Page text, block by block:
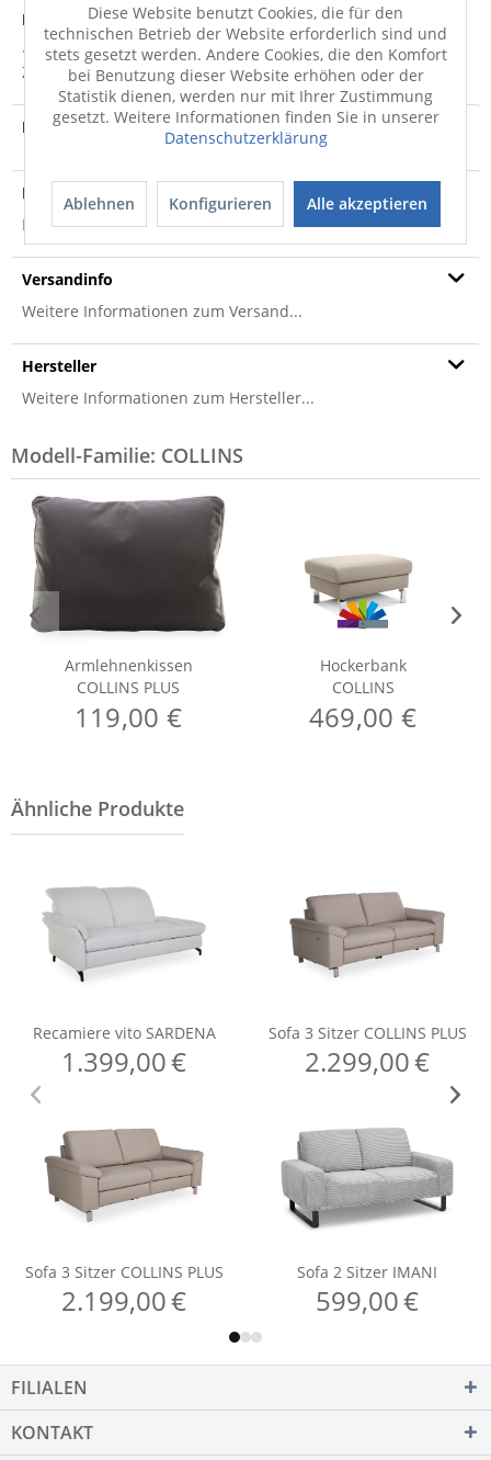
Produktdetails
· Bezug: Leder Torero · Kontrastnaht: Variante 2,
Zweinadelnahtoptik beige · Armlehne: 3,...mehr
Produktvideo
Produktsicherheit
Produktsicherheit
Versandinfo
Weitere Informationen zum Versand...
Hersteller
Weitere Informationen zum Hersteller...
Modell-Familie: COLLINS
Armlehnenkissen
COLLINS PLUS
119,00 €
Hockerbank
COLLINS
469,00 €
FILIALEN
KONTAKT
Diese Website benutzt Cookies, die für den
technischen Betrieb der Website erforderlich sind und
stets gesetzt werden. Andere Cookies, die den Komfort
bei Benutzung dieser Website erhöhen oder der
Statistik dienen, werden nur mit Ihrer Zustimmung
gesetzt. Weitere Informationen finden Sie in unserer
Datenschutzerklärung
Ablehnen Konfigurieren Alle akzeptieren